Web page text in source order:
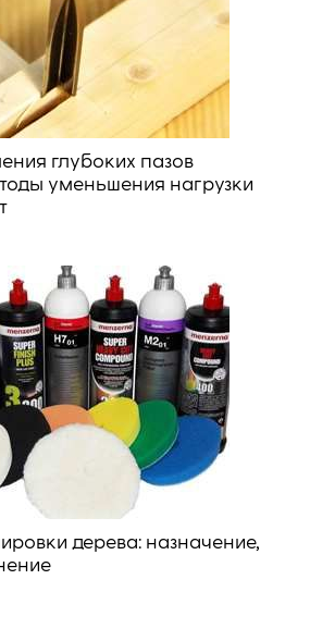
глубоких пазов
уменьшения нагрузки
дерева: назначение,